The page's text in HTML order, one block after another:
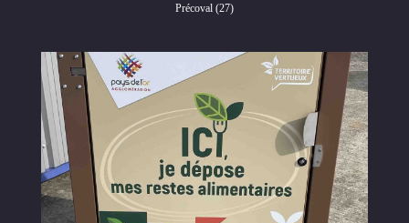
Précoval (27)